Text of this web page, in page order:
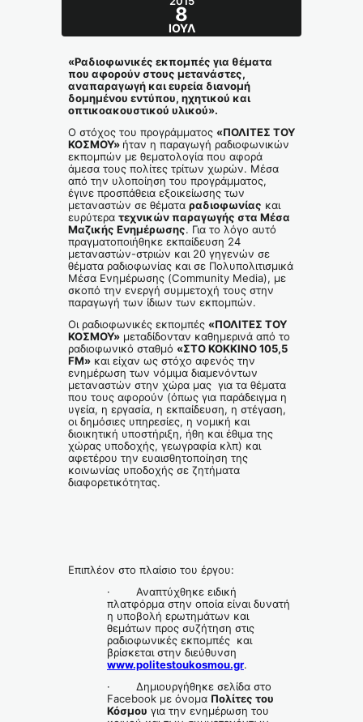
8
ΙΟΎΛ
«Ραδιοφωνικές εκπομπές για θέματα
που αφορούν στους μετανάστες,
αναπαραγωγή και ευρεία διανομή
δομημένου εντύπου, ηχητικού και
οπτικοακουστικού υλικού».
Ο στόχος του προγράμματος «ΠΟΛΙΤΕΣ ΤΟΥ
ΚΟΣΜΟΥ» ήταν η παραγωγή ραδιοφωνικών
εκπομπών με θεματολογία που αφορά
άμεσα τους πολίτες τρίτων χωρών. Μέσα
από την υλοποίηση του προγράμματος,
έγινε προσπάθεια εξοικείωσης των
μεταναστών σε θέματα ραδιοφωνίας και
ευρύτερα τεχνικών παραγωγής στα Μέσα
Μαζικής Ενημέρωσης. Για το λόγο αυτό
πραγματοποιήθηκε εκπαίδευση 24
μεταναστών-στριών και 20 γηγενών σε
θέματα ραδιοφωνίας και σε Πολυπολιτισμικά
Μέσα Ενημέρωσης (Community Media), με
σκοπό την ενεργή συμμετοχή τους στην
παραγωγή των ίδιων των εκπομπών.
Οι ραδιοφωνικές εκπομπές «ΠΟΛΙΤΕΣ ΤΟΥ
ΚΟΣΜΟΥ» μεταδίδονταν καθημερινά από το
ραδιοφωνικό σταθμό «ΣΤΟ ΚΟΚΚΙΝΟ 105,5
FM» και είχαν ως στόχο αφενός την
ενημέρωση των νόμιμα διαμενόντων
μεταναστών στην χώρα μας για τα θέματα
που τους αφορούν (όπως για παράδειγμα η
υγεία, η εργασία, η εκπαίδευση, η στέγαση,
οι δημόσιες υπηρεσίες, η νομική και
διοικητική υποστήριξη, ήθη και έθιμα της
χώρας υποδοχής, γεωγραφία κλπ) και
αφετέρου την ευαισθητοποίηση της
κοινωνίας υποδοχής σε ζητήματα
διαφορετικότητας.
Επιπλέον στο πλαίσιο του έργου:
· Αναπτύχθηκε ειδική
πλατφόρμα στην οποία είναι δυνατή
η υποβολή ερωτημάτων και
θεμάτων προς συζήτηση στις
ραδιοφωνικές εκπομπές και
βρίσκεται στην διεύθυνση
www.politestoukosmou.gr.
· Δημιουργήθηκε σελίδα στο
Facebook με όνομα Πολίτες του
Κόσμου για την ενημέρωση του